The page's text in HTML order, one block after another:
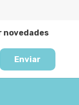
novedades
Enviar